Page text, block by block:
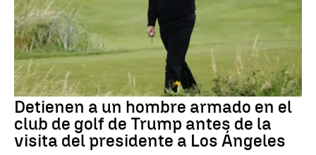
Detienen a un hombre armado en el
club de golf de Trump antes de la
visita del presidente a Los Ángeles